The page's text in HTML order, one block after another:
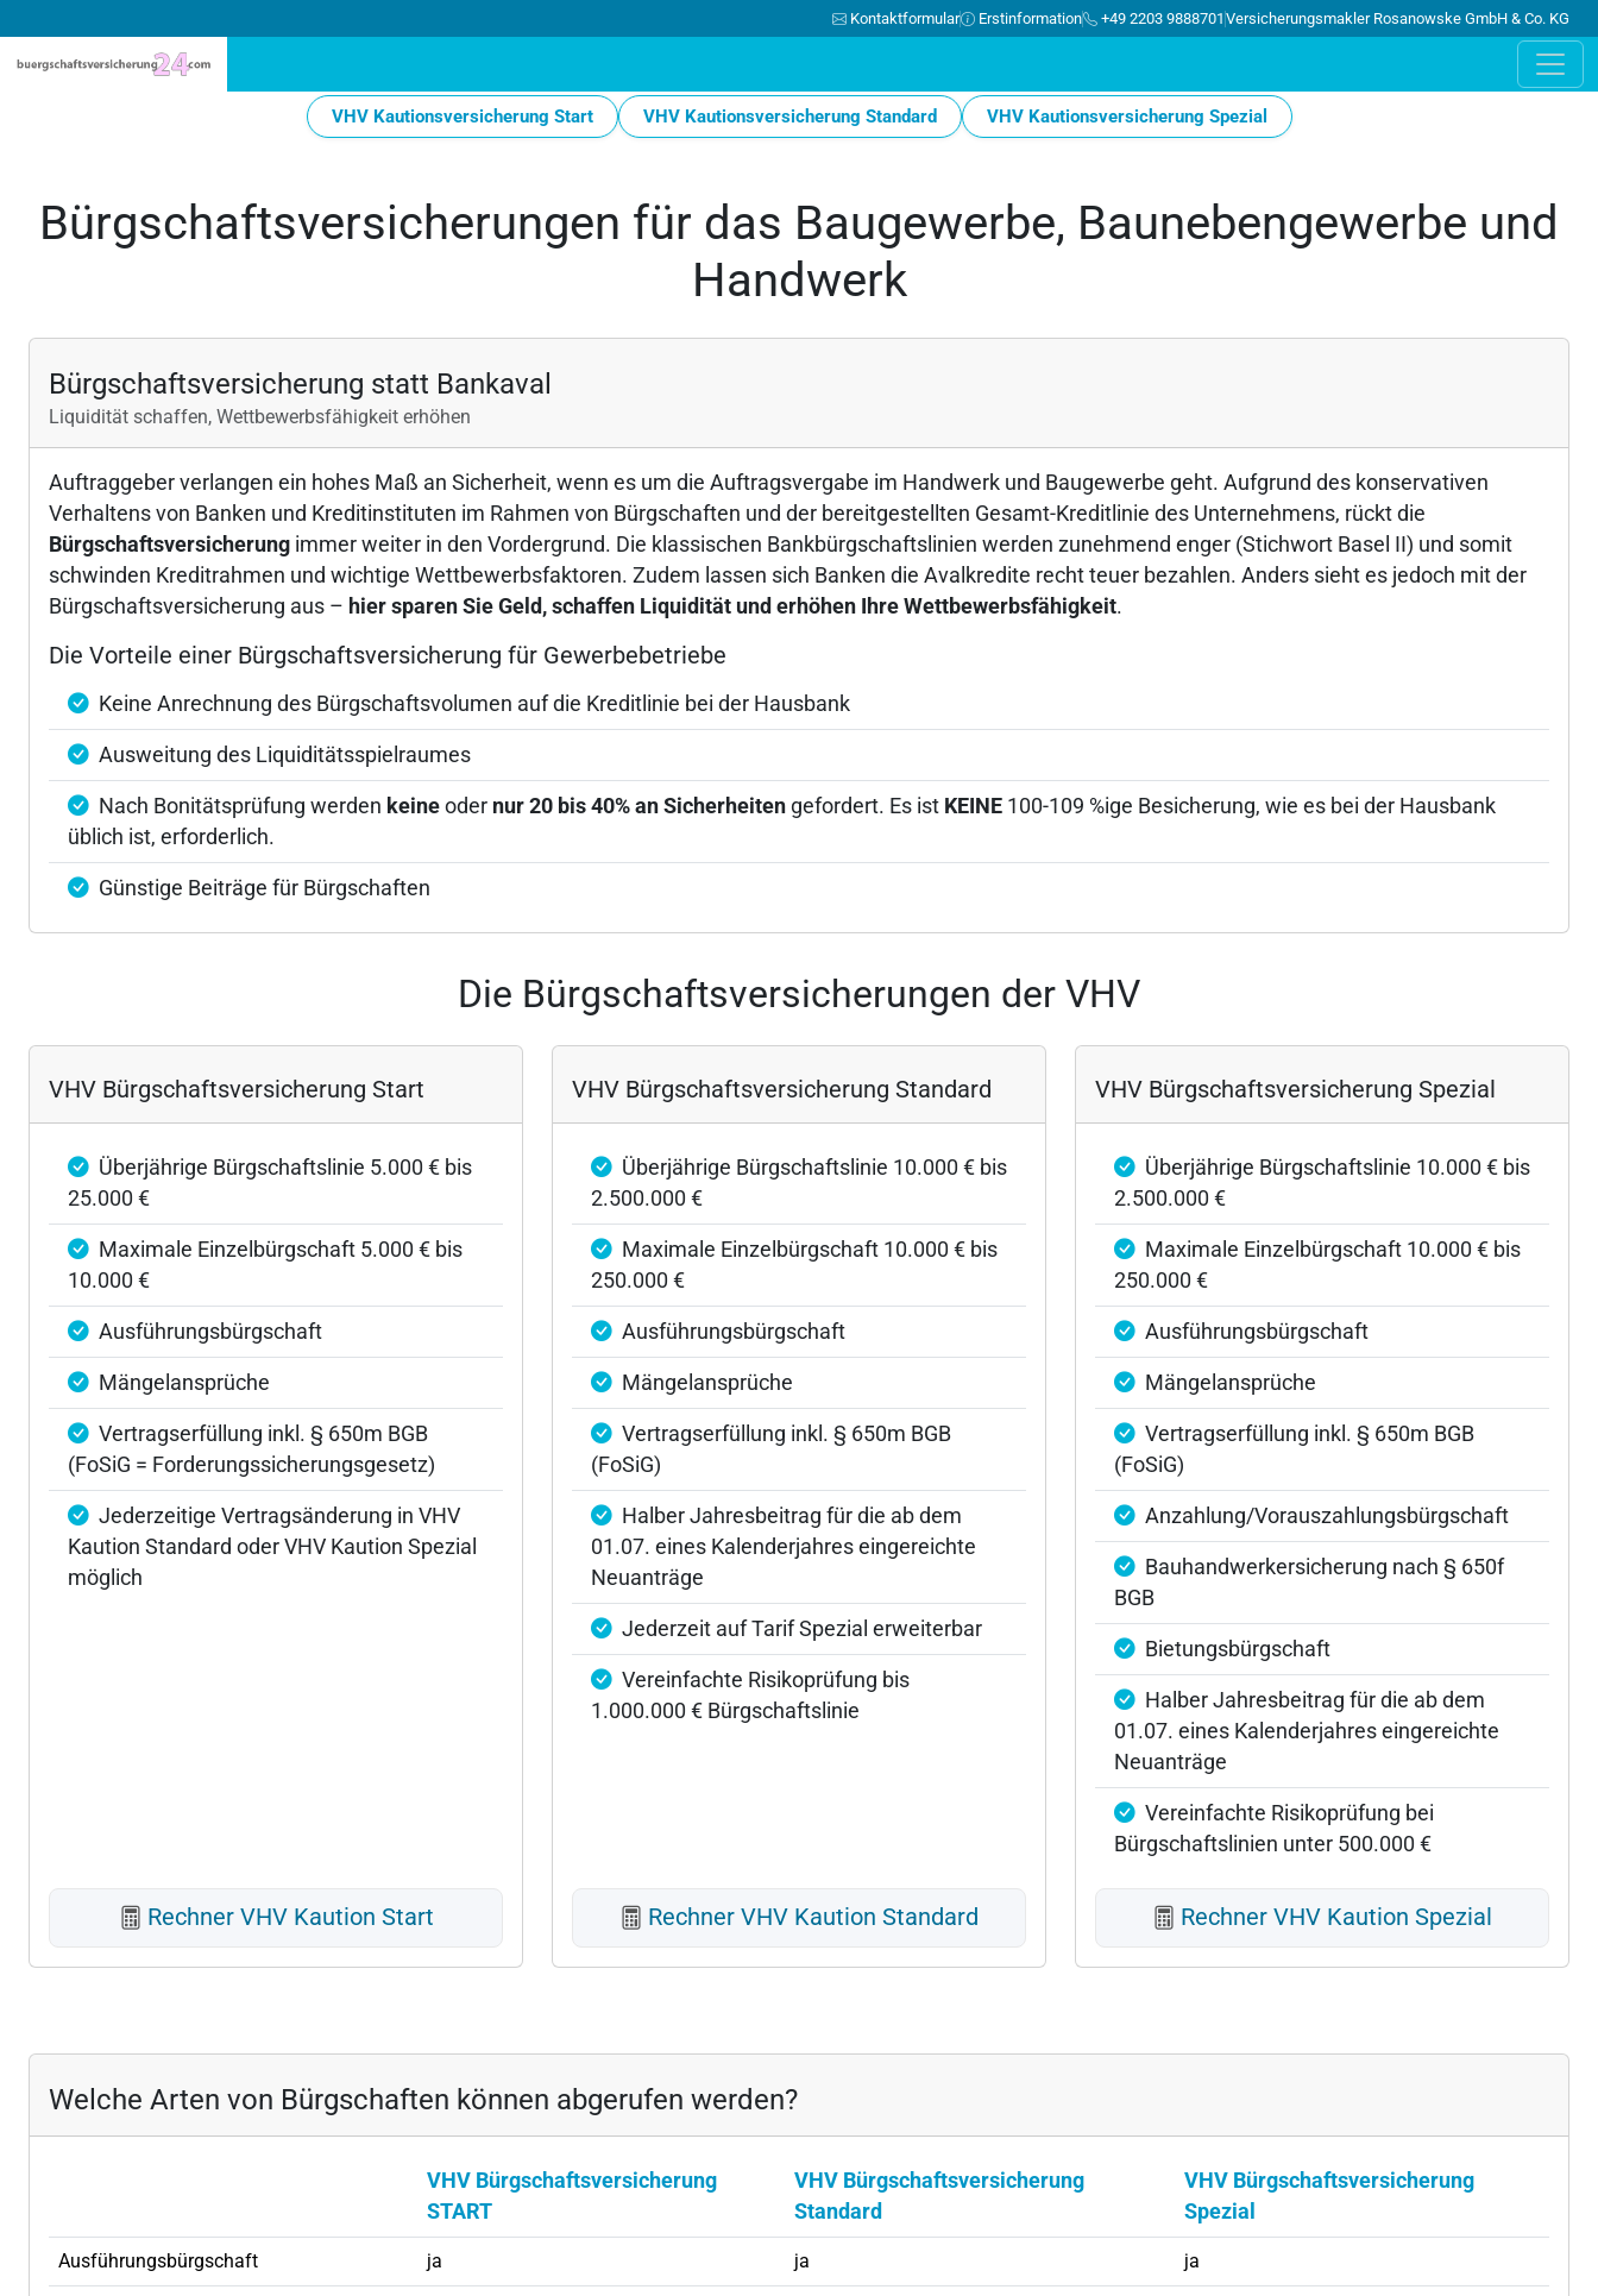
Kontaktformular Erstinformation +49 2203 9888701 Versicherungsmakler Rosanowske GmbH & Co. KG
VHV Kautionsversicherung Start VHV Kautionsversicherung Standard VHV Kautionsversicherung Spezial
Bürgschaftsversicherungen für das Baugewerbe, Baunebengewerbe und
Handwerk
Bürgschaftsversicherung statt Bankaval
Liquidität schaffen, Wettbewerbsfähigkeit erhöhen
Auftraggeber verlangen ein hohes Maß an Sicherheit, wenn es um die Auftragsvergabe im Handwerk und Baugewerbe geht. Aufgrund des konservativen
Verhaltens von Banken und Kreditinstituten im Rahmen von Bürgschaften und der bereitgestellten Gesamt-Kreditlinie des Unternehmens, rückt die
Bürgschaftsversicherung immer weiter in den Vordergrund. Die klassischen Bankbürgschaftslinien werden zunehmend enger (Stichwort Basel II) und somit
schwinden Kreditrahmen und wichtige Wettbewerbsfaktoren. Zudem lassen sich Banken die Avalkredite recht teuer bezahlen. Anders sieht es jedoch mit der
Bürgschaftsversicherung aus – hier sparen Sie Geld, schaffen Liquidität und erhöhen Ihre Wettbewerbsfähigkeit.
Die Vorteile einer Bürgschaftsversicherung für Gewerbebetriebe
Keine Anrechnung des Bürgschaftsvolumen auf die Kreditlinie bei der Hausbank
Ausweitung des Liquiditätsspielraumes
Nach Bonitätsprüfung werden keine oder nur 20 bis 40% an Sicherheiten gefordert. Es ist KEINE 100-109 %ige Besicherung, wie es bei der Hausbank
üblich ist, erforderlich.
Günstige Beiträge für Bürgschaften
Die Bürgschaftsversicherungen der VHV
VHV Bürgschaftsversicherung Start
Überjährige Bürgschaftslinie 5.000 € bis
25.000 €
Maximale Einzelbürgschaft 5.000 € bis
10.000 €
Ausführungsbürgschaft
Mängelansprüche
Vertragserfüllung inkl. § 650m BGB
(FoSiG = Forderungssicherungsgesetz)
Jederzeitige Vertragsänderung in VHV
Kaution Standard oder VHV Kaution Spezial
möglich
Rechner VHV Kaution Start
VHV Bürgschaftsversicherung Standard
Überjährige Bürgschaftslinie 10.000 € bis
2.500.000 €
Maximale Einzelbürgschaft 10.000 € bis
250.000 €
Ausführungsbürgschaft
Mängelansprüche
Vertragserfüllung inkl. § 650m BGB
(FoSiG)
Halber Jahresbeitrag für die ab dem
01.07. eines Kalenderjahres eingereichte
Neuanträge
Jederzeit auf Tarif Spezial erweiterbar
Vereinfachte Risikoprüfung bis
1.000.000 € Bürgschaftslinie
Rechner VHV Kaution Standard
VHV Bürgschaftsversicherung Spezial
Überjährige Bürgschaftslinie 10.000 € bis
2.500.000 €
Maximale Einzelbürgschaft 10.000 € bis
250.000 €
Ausführungsbürgschaft
Mängelansprüche
Vertragserfüllung inkl. § 650m BGB
(FoSiG)
Anzahlung/Vorauszahlungsbürgschaft
Bauhandwerkersicherung nach § 650f
BGB
Bietungsbürgschaft
Halber Jahresbeitrag für die ab dem
01.07. eines Kalenderjahres eingereichte
Neuanträge
Vereinfachte Risikoprüfung bei
Bürgschaftslinien unter 500.000 €
Rechner VHV Kaution Spezial
Welche Arten von Bürgschaften können abgerufen werden?
VHV Bürgschaftsversicherung
START
VHV Bürgschaftsversicherung
Standard
VHV Bürgschaftsversicherung
Spezial
Ausführungsbürgschaft ja ja ja